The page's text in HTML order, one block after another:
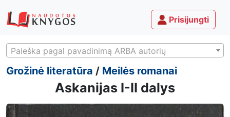
Prisijungti
Paieška pagal pavadinimą ARBA autorių
Grožinė literatūra / Meilės romanai
Askanijas I-II dalys